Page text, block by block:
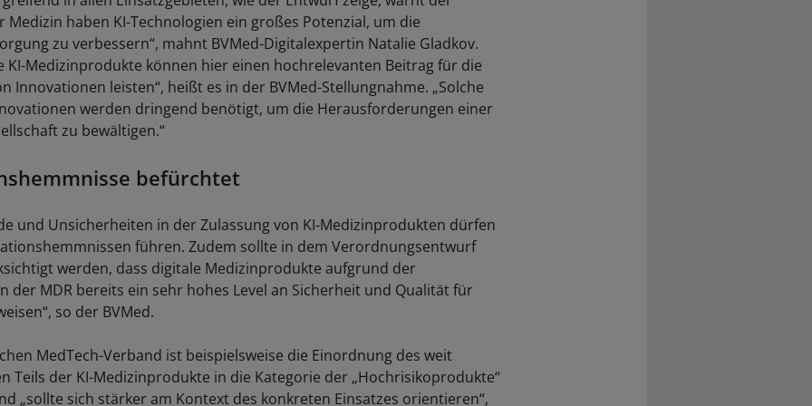
Medizin haben KI-Technologien ein großes Potenzial, um die
zu verbessern“, mahnt BVMed-Digitalexpertin Natalie Gladkov.
KI-Medizinprodukte können hier einen hochrelevanten Beitrag für die
Innovationen leisten“, heißt es in der BVMed-Stellungnahme. „Solche
werden dringend benötigt, um die Herausforderungen einer
zu bewältigen.“
befürchtet
und Unsicherheiten in der Zulassung von KI-Medizinprodukten dürfen
führen. Zudem sollte in dem Verordnungsentwurf
werden, dass digitale Medizinprodukte aufgrund der
der MDR bereits ein sehr hohes Level an Sicherheit und Qualität für
so der BVMed.
MedTech-Verband ist beispielsweise die Einordnung des weit
Teils der KI-Medizinprodukte in die Kategorie der „Hochrisikoprodukte“
„sollte sich stärker am Kontext des konkreten Einsatzes orientieren“,